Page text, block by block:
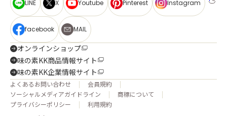
LINE X Youtube Pinterest Instagram
facebook MAIL
オンラインショップ
味の素KK商品情報サイト
味の素KK企業情報サイト
よくあるお問い合わせ
会員規約
ソーシャルメディアガイドライン
商標について
プライバシーポリシー
利用規約